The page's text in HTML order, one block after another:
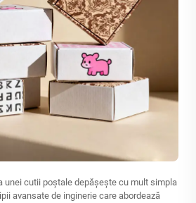
unei cutii poștale depășește cu mult simpla
avansate de inginerie care abordează